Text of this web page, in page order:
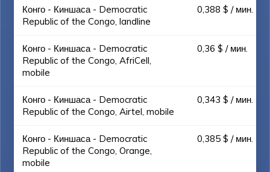
Конго - Киншаса - Democratic
Republic of the Congo, landline
0,388 $ / мин.
Конго - Киншаса - Democratic
Republic of the Congo, AfriCell,
mobile
0,36 $ / мин.
Конго - Киншаса - Democratic
Republic of the Congo, Airtel, mobile
0,343 $ / мин.
Конго - Киншаса - Democratic
Republic of the Congo, Orange,
mobile
0,385 $ / мин.